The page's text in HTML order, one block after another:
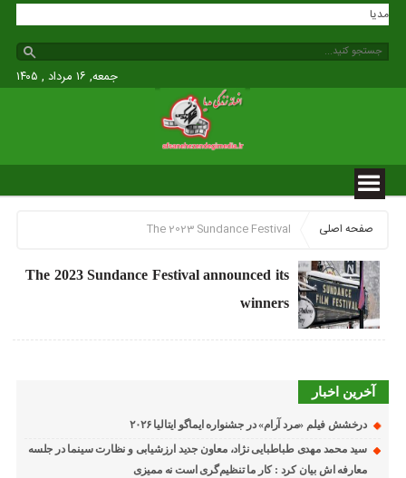
مدیا
جمعه, ۱۶ مرداد , ۱۴۰۵
صفحه اصلی The 2023 Sundance Festival
The 2023 Sundance Festival announced its
winners
آخرین اخبار
درخشش فیلم «مرد آرام» در جشنواره ایماگو ایتالیا ۲۰۲۶
سید محمد مهدی طباطبایی نژاد، معاون جدید ارزشیابی و نظارت سینما در جلسه
معارفه اش بیان کرد : کار ما تنظیم‌گری است نه ممیزی